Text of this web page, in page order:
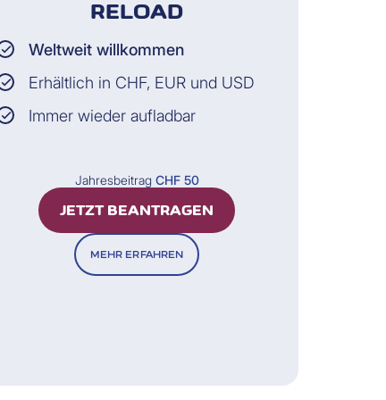
RELOAD
Weltweit willkommen
Erhältlich in CHF, EUR und USD
Immer wieder aufladbar
Jahresbeitrag CHF 50
JETZT BEANTRAGEN
MEHR ERFAHREN